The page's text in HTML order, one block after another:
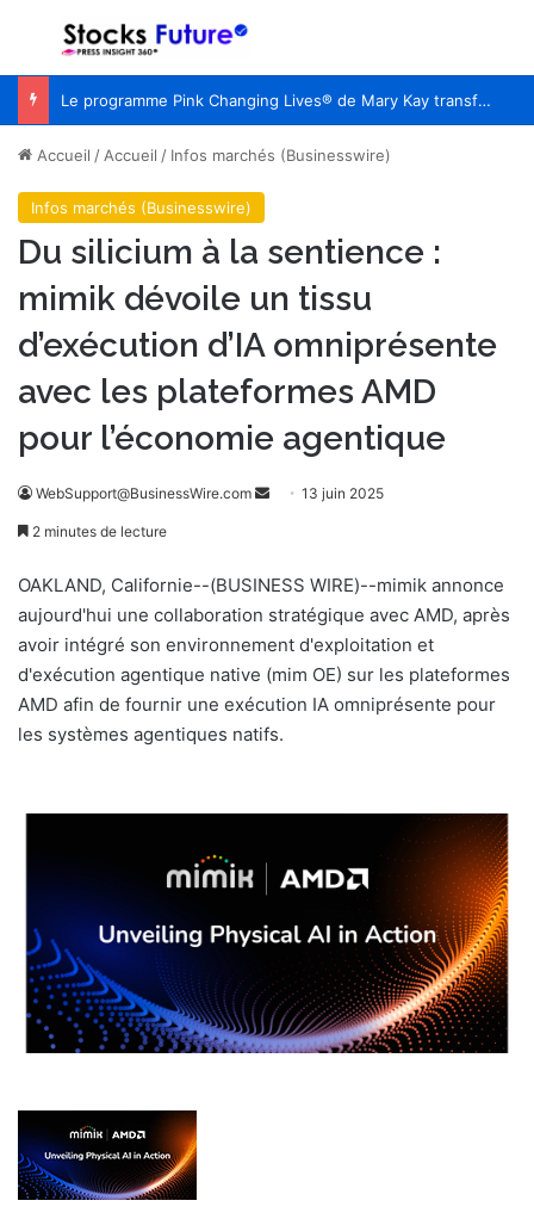
Menu
Le programme Pink Changing Lives® de Mary Kay transforme une cause en un impact mesurable pour les femmes du monde entier
Accueil /Accueil / Infos marchés (Businesswire)
Infos marchés (Businesswire)
Du silicium à la sentience :
mimik dévoile un tissu
d’exécution d’IA omniprésente
avec les plateformes AMD
pour l’économie agentique
WebSupport@BusinessWire.com
o
y
e
r
13 juin 2025
2 minutes de lecture
OAKLAND, Californie--(BUSINESS WIRE)--mimik annonce
aujourd'hui une collaboration stratégique avec AMD, après
avoir intégré son environnement d'exploitation et
d'exécution agentique native (mim OE) sur les plateformes
AMD afin de fournir une exécution IA omniprésente pour
les systèmes agentiques natifs.